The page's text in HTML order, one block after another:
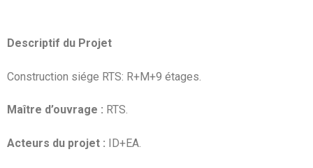
Descriptif du Projet
Construction siége RTS: R+M+9 étages.
Maître d’ouvrage : RTS.
Acteurs du projet : ID+EA.